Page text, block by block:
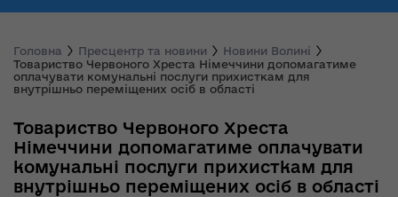
Головна Пресцентр та новини
Новини Волині
Товариство Червоного Хреста Німеччини допомагатиме
оплачувати комунальні послуги прихисткам для
внутрішньо переміщених осіб в області
Товариство Червоного Хреста
Німеччини допомагатиме оплачувати
комунальні послуги прихисткам для
внутрішньо переміщених осіб в області